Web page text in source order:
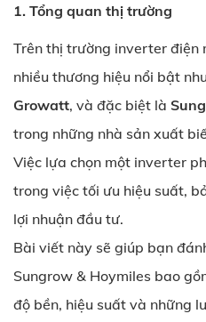
1. Tổng quan thị trường
Trên thị trường inverter điện
nhiều thương hiệu nổi bật
Growatt, và đặc biệt là
trong những nhà sản xuất
Việc lựa chọn một inverter
trong việc tối ưu hiệu suất,
lợi nhuận đầu tư.
Bài viết này sẽ giúp bạn
Sungrow & Hoymiles bao
độ bền, hiệu suất và những